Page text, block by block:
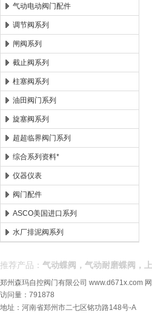
气动电动阀门配件
调节阀系列
闸阀系列
截止阀系列
柱塞阀系列
油田阀门系列
旋塞阀系列
超超临界阀门系列
综合系列资料*
仪器仪表
阀门配件
ASCO美国进口系列
水厂排泥阀系列
推荐产品： 气动蝶阀，气动耐磨蝶阀，
郑州森玛自控阀门有限公司 www.d671x.com
访问量：791878
地址：河南省郑州市二七区铭功路148号-A